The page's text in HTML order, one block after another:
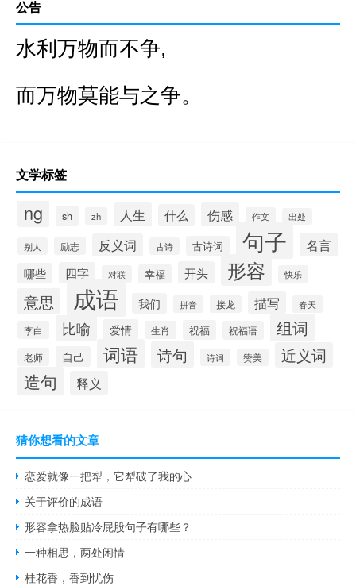
公告
水利万物而不争,
而万物莫能与之争。
文学标签
ng sh zh 人生 什么 伤感 作文 出处
别人 励志 反义词 古诗 古诗词 句子 名言
哪些 四字 对联 幸福 开头 形容 快乐
意思 成语 我们 拼音 接龙 描写 春天
李白 比喻 爱情 生肖 祝福 祝福语 组词
老师 自己 词语 诗句 诗词 赞美 近义词
造句 释义
猜你想看的文章
恋爱就像一把犁，它犁破了我的心
关于评价的成语
形容拿热脸贴冷屁股句子有哪些？
一种相思，两处闲情
桂花香，香到忧伤